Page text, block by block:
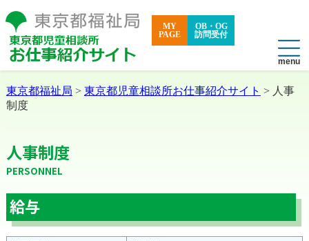
MY
PAGE
OB・OG
訪問受付
東京都福祉局 > 東京都児童相談所お仕事紹介サイト > 人事
制度
人事制度
PERSONNEL
給与